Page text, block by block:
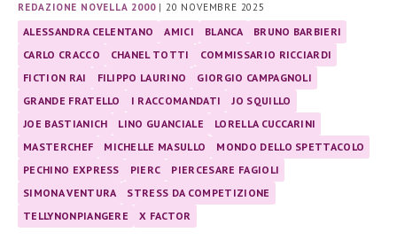
REDAZIONE NOVELLA 2000|20 NOVEMBRE 2025
ALESSANDRA CELENTANO AMICI BLANCA
BRUNO BARBIERI
CARLO CRACCO
CHANEL TOTTI
COMMISSARIO RICCIARDI
FICTION RAI
FILIPPO LAURINO
GIORGIO CAMPAGNOLI
GRANDE FRATELLO
I RACCOMANDATI
JO SQUILLO
JOE BASTIANICH
LINO GUANCIALE
LORELLA CUCCARINI
MASTERCHEF
MICHELLE MASULLO
MONDO DELLO SPETTACOLO
PECHINO EXPRESS
PIERC
PIERCESARE FAGIOLI
SIMONA VENTURA
STRESS DA COMPETIZIONE
TELLYNONPIANGERE
X FACTOR